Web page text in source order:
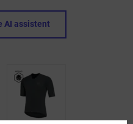
AI assistent